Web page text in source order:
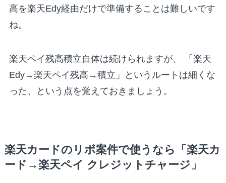
高を楽天Edy経由だけで準備することは難しいです
ね。
楽天ペイ残高積立自体は続けられますが、 「楽天
Edy→楽天ペイ残高→積立」というルートは細くな
った、という点を覚えておきましょう。
楽天カードのリボ案件で使うなら「楽天カ
ード→楽天ペイ クレジットチャージ」